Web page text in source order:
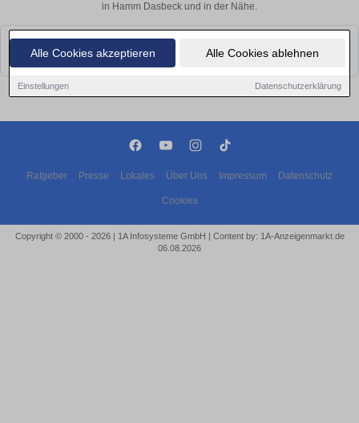
Alle Cookies akzeptieren Alle Cookies ablehnen
Einstellungen Datenschutzerklärung
in Hamm Dasbeck und in der Nähe.
Leider konnten wir derzeit keine passenden Objekte finden. Schauen Sie
bald wieder vorbei!
Ratgeber Presse Lokales Über Uns Impressum Datenschutz
Cookies
Copyright © 2000 - 2026 | 1A Infosysteme GmbH | Content by: 1A-Anzeigenmarkt.de
06.08.2026